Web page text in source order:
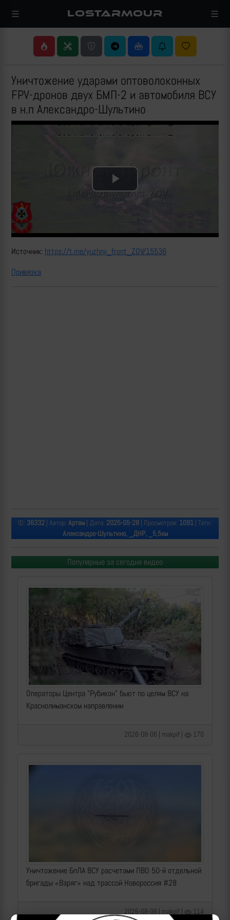
LOSTARMOUR
Уничтожение ударами оптоволоконных
FPV-дронов двух БМП-2 и автомобиля ВСУ
в н.п Александро-Шультино
Play
Источник: https://t.me/yuzhny_front_ZOV/15536
Привязка
ID: 36332 | Автор: Артем | Дата: 2025-05-28 | Просмотров: 1091 | Теги:
Александро-Шультино, _ДНР, _5,5км
Популярные за сегодня видео
Операторы Центра "Рубикон" бьют по целям ВСУ на
Краснолиманском направлении
2026-08-06 | makpif | 170
Уничтожение БпЛА ВСУ расчетами ПВО 50-й отдельной
бригады «Варяг» над трассой Новороссия #28
2026-08-06 | makpif | 114